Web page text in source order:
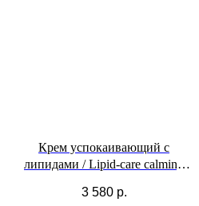
Крем успокаивающий с
липидами / Lipid-care calming
3 580 р.